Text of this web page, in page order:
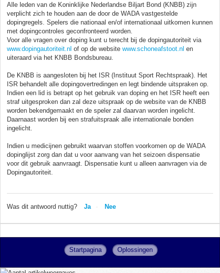
Alle leden van de Koninklijke Nederlandse Biljart Bond (KNBB) zijn
verplicht zich te houden aan de door de WADA vastgestelde
dopingregels. Spelers die nationaal en/of internationaal uitkomen kunnen
met dopingcontroles geconfronteerd worden.
Voor alle vragen over doping kunt u terecht bij de dopingautoriteit via
www.dopingautoriteit.nl of op de website www.schoneafstoot.nl en
uiteraard via het KNBB Bondsbureau.
De KNBB is aangesloten bij het ISR (Instituut Sport Rechtspraak). Het
ISR behandelt alle dopingovertredingen en legt bindende uitspraken op.
Indien een lid is betrapt op het gebruik van doping en het ISR heeft een
straf uitgesproken dan zal deze uitspraak op de website van de KNBB
worden bekendgemaakt en de speler zal daarvan worden ingelicht.
Daarnaast worden bij een strafuitspraak alle internationale bonden
ingelicht.
Indien u medicijnen gebruikt waarvan stoffen voorkomen op de WADA
dopinglijst zorg dan dat u voor aanvang van het seizoen dispensatie
voor dit gebruik aanvraagt. Dispensatie kunt u alleen aanvragen via de
Dopingautoriteit.
Was dit antwoord nuttig? Ja Nee
Startpagina Oplossingen